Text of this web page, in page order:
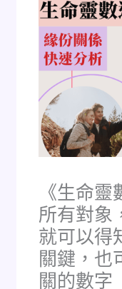
《生命
所有對象
就可以得
關鍵，也
關的數字